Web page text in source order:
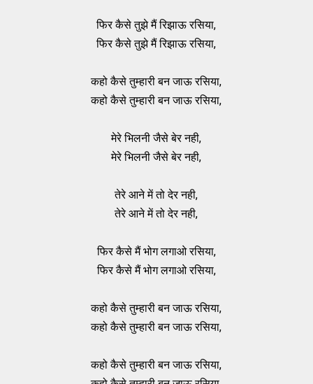
फिर कैसे तुझे मैं रिझाऊ रसिया,
फिर कैसे तुझे मैं रिझाऊ रसिया,
कहो कैसे तुम्हारी बन जाऊ रसिया,
कहो कैसे तुम्हारी बन जाऊ रसिया,
मेरे भिलनी जैसे बेर नही,
मेरे भिलनी जैसे बेर नही,
तेरे आने में तो देर नही,
तेरे आने में तो देर नही,
फिर कैसे मैं भोग लगाओ रसिया,
फिर कैसे मैं भोग लगाओ रसिया,
कहो कैसे तुम्हारी बन जाऊ रसिया,
कहो कैसे तुम्हारी बन जाऊ रसिया,
कहो कैसे तुम्हारी बन जाऊ रसिया,